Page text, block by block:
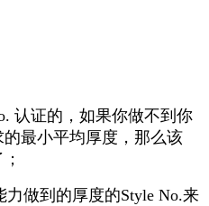
认证的，如果你做不到你
最小平均厚度，那么该
做到的厚度的Style No.来